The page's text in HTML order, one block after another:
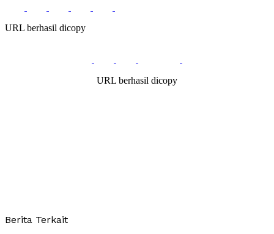
URL berhasil dicopy
URL berhasil dicopy
Berita Terkait